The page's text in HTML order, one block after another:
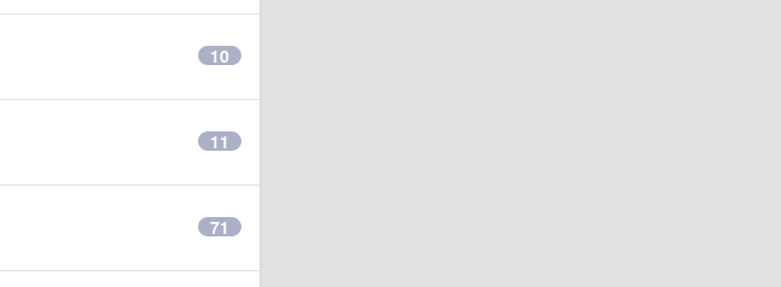
10
11
71